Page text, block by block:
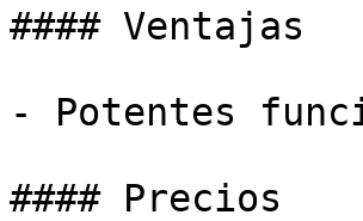
#### Ventajas
- Potentes
#### Precios